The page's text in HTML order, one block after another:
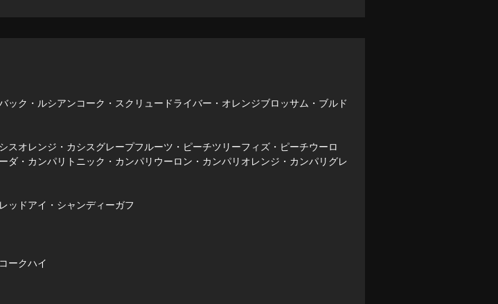
ク・ルシアンコーク・スクリュードライバー・オレンジブロッサム・ブルド
オレンジ・カシスグレープフルーツ・ピーチツリーフィズ・ピーチウーロ
ダ・カンパリトニック・カンパリウーロン・カンパリオレンジ・カンパリグレ
ッドアイ・シャンディーガフ
ークハイ